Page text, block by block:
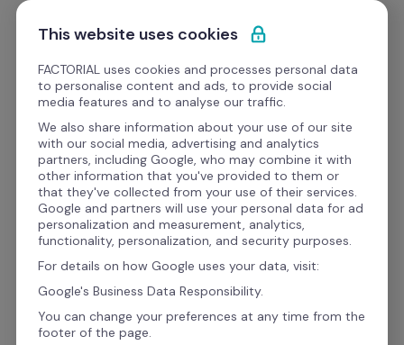
Ir al contenido
Empieza gratis
Inclusión y diversidad: el
orden de los factores sí
influye
Alejandra Ríos es emprendedora, CEO de
Ambrosía centro culinario y Bok Ludoteca,
también es la primera mujer lesbiana de Shark
Tank. A la hora de contar su historia no le gusta
This website uses cookies
FACTORIAL uses cookies and processes personal data
to personalise content and ads, to provide social
media features and to analyse our traffic.
We also share information about your use of our site
with our social media, advertising and analytics
partners, including Google, who may combine it with
other information that you've provided to them or
that they've collected from your use of their services.
Google and partners will use your personal data for ad
personalization and measurement, analytics,
functionality, personalization, and security purposes.
For details on how Google uses your data, visit:
Google's Business Data Responsibility.
You can change your preferences at any time from the
footer of the page.